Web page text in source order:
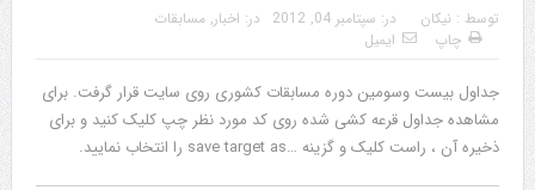
توسط : نیکان در: سپتامبر 04, 2012 در: اخبار, مسابقات
چاپ
ایمیل
جداول بیست وسومین دوره مسابقات کشوری روی سایت قرار گرفت. برای
مشاهده جداول قرعه کشی شده روی کد مورد نظر چپ کلیک کنید و برای
ذخیره آن ، راست کلیک و گزینه …save target as را انتخاب نمایید.